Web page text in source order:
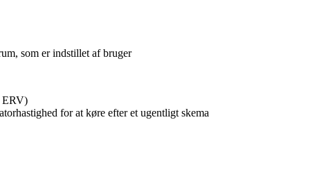
som er indstillet af bruger
ERV)
for at køre efter et ugentligt skema